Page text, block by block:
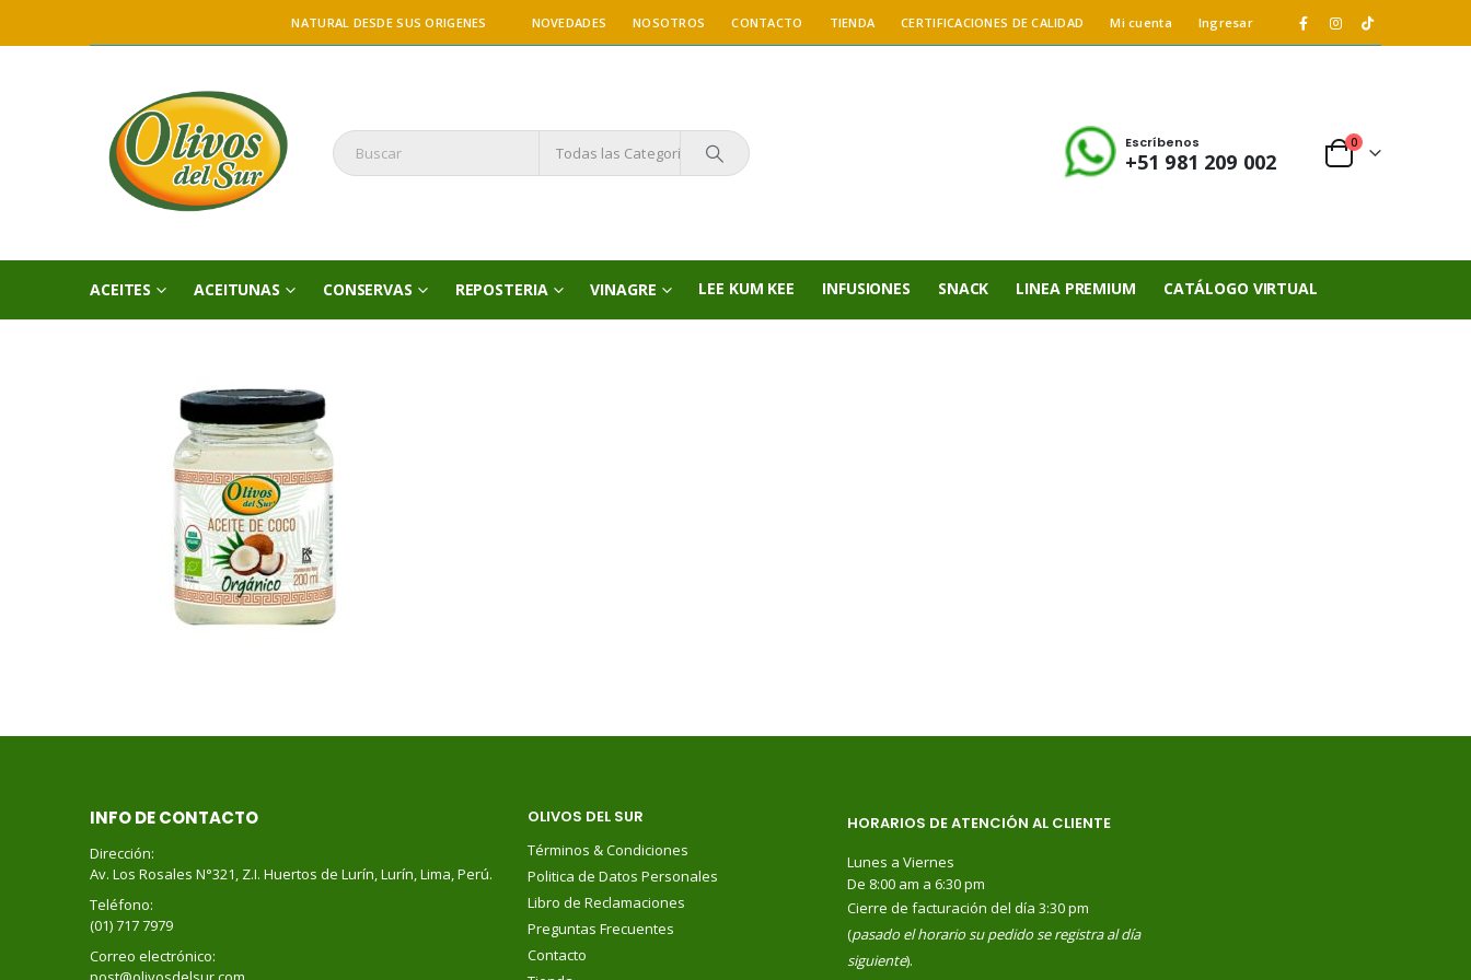
NATURAL DESDE SUS ORIGENES NOVEDADES NOSOTROS CONTACTO TIENDA CERTIFICACIONES DE CALIDAD Mi cuenta Ingresar
Todas las Categorías
Escríbenos
+51 981 209 002
0
ACEITES ACEITUNAS CONSERVAS REPOSTERIA VINAGRE LEE KUM KEE INFUSIONES SNACK LINEA PREMIUM CATÁLOGO VIRTUAL
INFO DE CONTACTO
Dirección:
Av. Los Rosales N°321, Z.I. Huertos de Lurín, Lurín, Lima, Perú.
Teléfono:
(01) 717 7979
Correo electrónico:
OLIVOS DEL SUR
Términos & Condiciones
Politica de Datos Personales
Libro de Reclamaciones
Preguntas Frecuentes
Contacto
HORARIOS DE ATENCIÓN AL CLIENTE
Lunes a Viernes
De 8:00 am a 6:30 pm
Cierre de facturación del día 3:30 pm
(pasado el horario su pedido se registra al día
siguiente).